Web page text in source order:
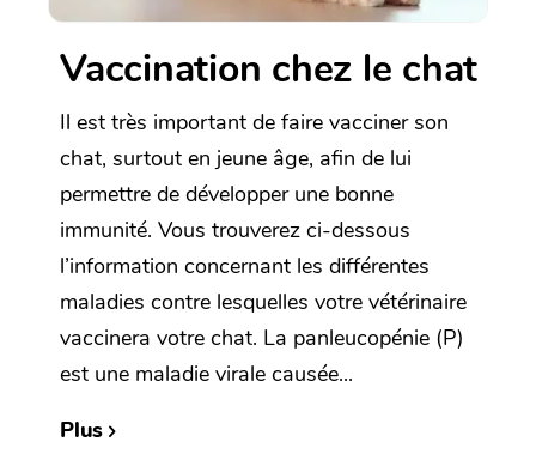
Vaccination chez le chat
Il est très important de faire vacciner son
chat, surtout en jeune âge, afin de lui
permettre de développer une bonne
immunité. Vous trouverez ci-dessous
l’information concernant les différentes
maladies contre lesquelles votre vétérinaire
vaccinera votre chat. La panleucopénie (P)
est une maladie virale causée...
Plus